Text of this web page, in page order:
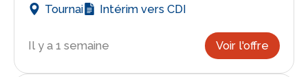
Tournai Intérim vers CDI
Il y a 1 semaine Voir l'offre